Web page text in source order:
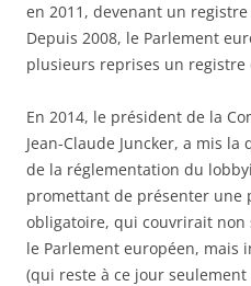
en 2011, devenant un
Depuis 2008, le Parlement
plusieurs reprises un registre
En 2014, le président de la
Jean-Claude Juncker, a mis
de la réglementation du
promettant de présenter une
obligatoire, qui couvrirait non
le Parlement européen, mais
(qui reste à ce jour